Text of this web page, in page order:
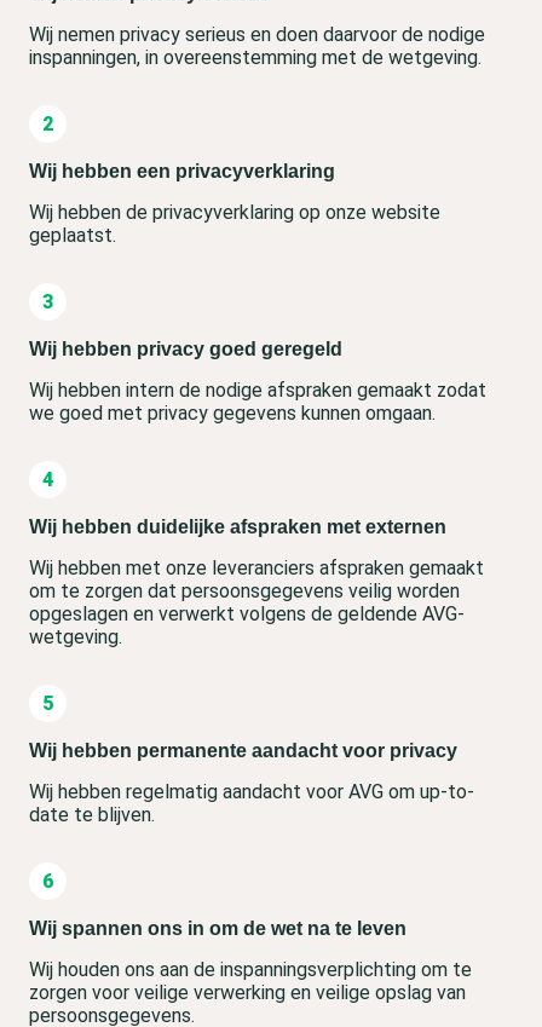
Wij nemen privacy serieus en doen daarvoor de nodige
inspanningen, in overeenstemming met de wetgeving.
Wij hebben een privacyverklaring
Wij hebben de privacyverklaring op onze website
geplaatst.
Wij hebben privacy goed geregeld
Wij hebben intern de nodige afspraken gemaakt zodat
we goed met privacy gegevens kunnen omgaan.
Wij hebben duidelijke afspraken met externen
Wij hebben met onze leveranciers afspraken gemaakt
om te zorgen dat persoonsgegevens veilig worden
opgeslagen en verwerkt volgens de geldende AVG-
wetgeving.
Wij hebben permanente aandacht voor privacy
Wij hebben regelmatig aandacht voor AVG om up-to-
date te blijven.
Wij spannen ons in om de wet na te leven
Wij houden ons aan de inspanningsverplichting om te
zorgen voor veilige verwerking en veilige opslag van
persoonsgegevens.